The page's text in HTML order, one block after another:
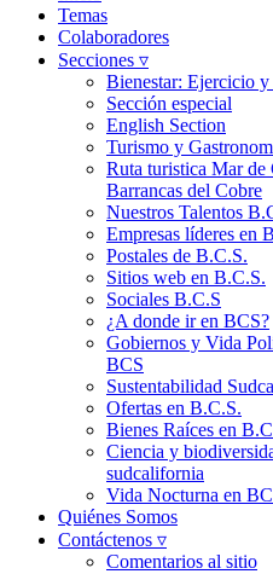
Temas
Colaboradores
Secciones ▿
Bienestar: Ejercicio
Sección especial
English Section
Turismo y
Ruta turistica Mar de
Barrancas del Cobre
Nuestros Talentos
Empresas líderes en
Postales de B.C.S.
Sitios web en B.C.S.
Sociales B.C.S
¿A donde ir en BCS?
Gobiernos y Vida
BCS
Sustentabilidad
Ofertas en B.C.S.
Bienes Raíces en
Ciencia y
sudcalifornia
Vida Nocturna en
Quiénes Somos
Contáctenos ▿
Comentarios al sitio